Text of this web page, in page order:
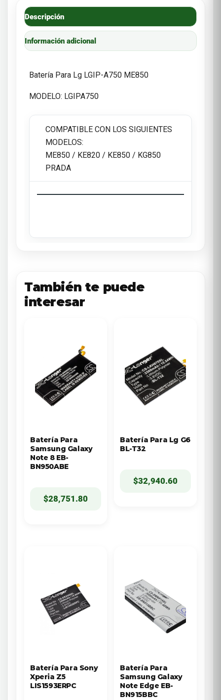
Descripción
Información adicional
Batería Para Lg LGIP-A750 ME850
MODELO: LGIPA750
COMPATIBLE CON LOS SIGUIENTES
MODELOS:
ME850 / KE820 / KE850 / KG850
PRADA
También te puede
interesar
Batería Para
Samsung Galaxy
Note 8 EB-
BN950ABE
$28,751.80
Batería Para Lg G6
BL-T32
$32,940.60
Batería Para Sony
Xperia Z5
LIS1593ERPC
Batería Para
Samsung Galaxy
Note Edge EB-
BN915BBC